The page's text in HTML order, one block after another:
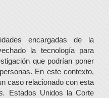
encargadas de la
la tecnología para
que podrían poner
En este contexto,
caso relacionado con esta
Estados Unidos la Corte